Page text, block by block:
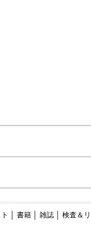
書籍 雑誌 検査＆